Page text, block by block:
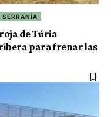
SERRANÍA
de Túria
para frenar las